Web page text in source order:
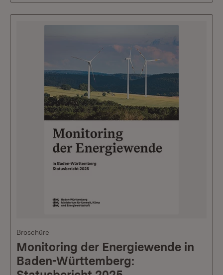
Broschüre
Monitoring der Energiewende in
Baden-Württemberg: